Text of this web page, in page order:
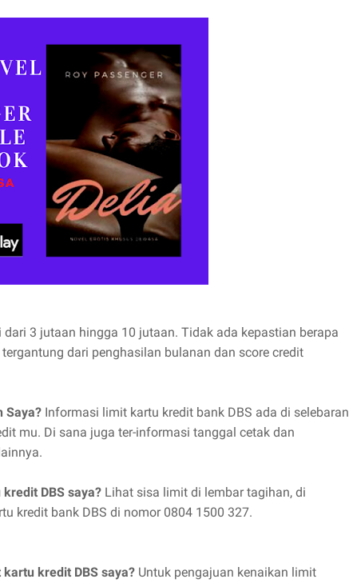
3 jutaan hingga 10 jutaan. Tidak ada kepastian berapa
dari penghasilan bulanan dan score credit
Saya? Informasi limit kartu kredit bank DBS ada di selebaran
mu. Di sana juga ter-informasi tanggal cetak dan
DBS saya? Lihat sisa limit di lembar tagihan, di
kredit bank DBS di nomor 0804 1500 327.
kredit DBS saya? Untuk pengajuan kenaikan limit